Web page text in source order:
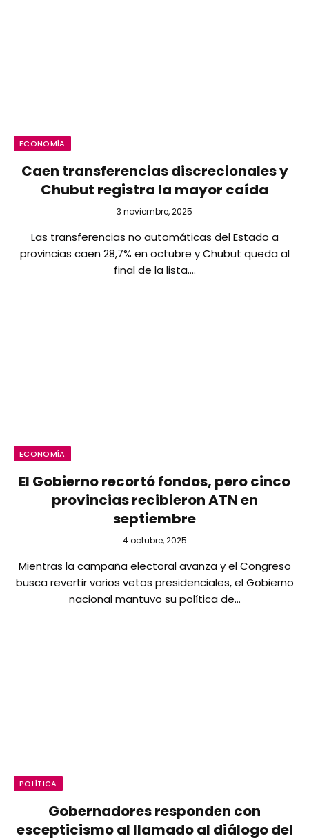
ECONOMÍA
Caen transferencias discrecionales y
Chubut registra la mayor caída
3 noviembre, 2025
Las transferencias no automáticas del Estado a
provincias caen 28,7% en octubre y Chubut queda al
final de la lista.…
ECONOMÍA
El Gobierno recortó fondos, pero cinco
provincias recibieron ATN en
septiembre
4 octubre, 2025
Mientras la campaña electoral avanza y el Congreso
busca revertir varios vetos presidenciales, el Gobierno
nacional mantuvo su política de…
POLÍTICA
Gobernadores responden con
escepticismo al llamado al diálogo del